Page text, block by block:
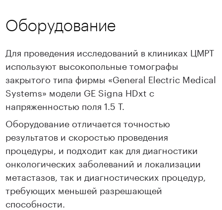
Оборудование
Для проведения исследований в клиниках ЦМРТ
используют высокопольные томографы
закрытого типа фирмы «General Electric Medical
Systems» модели GE Signa HDxt с
напряженностью поля 1.5 T.
Оборудование отличается точностью
результатов и скоростью проведения
процедуры, и подходит как для диагностики
онкологических заболеваний и локализации
метастазов, так и диагностических процедур,
требующих меньшей разрешающей
способности.